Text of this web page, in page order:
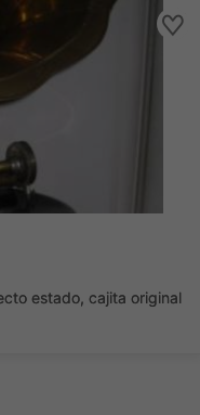
estado, cajita original